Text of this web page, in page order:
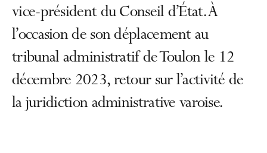
vice-président du Conseil d’État. À
l’occasion de son déplacement au
tribunal administratif de Toulon le 12
décembre 2023, retour sur l’activité de
la juridiction administrative varoise.